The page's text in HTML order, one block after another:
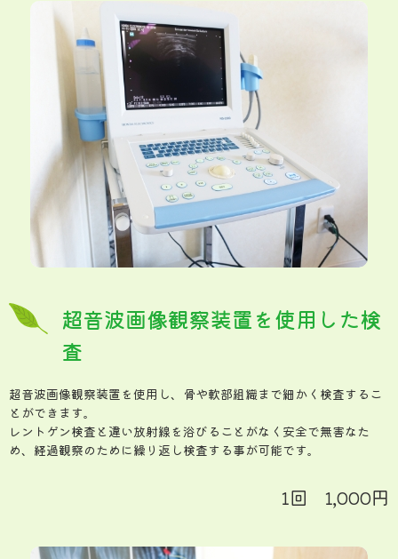
超音波画像観察装置を使用した検
査
超音波画像観察装置を使用し、骨や軟部組織まで細かく検査するこ
とができます。
レントゲン検査と違い放射線を浴びることがなく安全で無害なた
め、経過観察のために繰り返し検査する事が可能です。
1回 1,000円